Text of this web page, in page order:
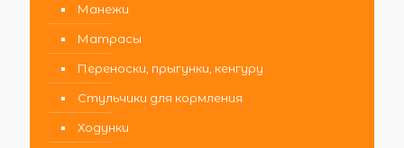
Манежи
Матрасы
Переноски, прыгунки, кенгуру
Стульчики для кормления
Ходунки